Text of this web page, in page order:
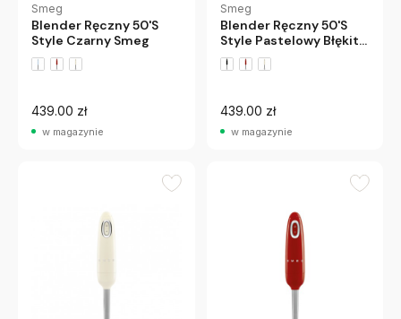
Smeg
Blender Ręczny 50'S
Style Czarny Smeg
439.00 zł
w magazynie
Smeg
Blender Ręczny 50'S
Style Pastelowy Błękit
Smeg
439.00 zł
w magazynie